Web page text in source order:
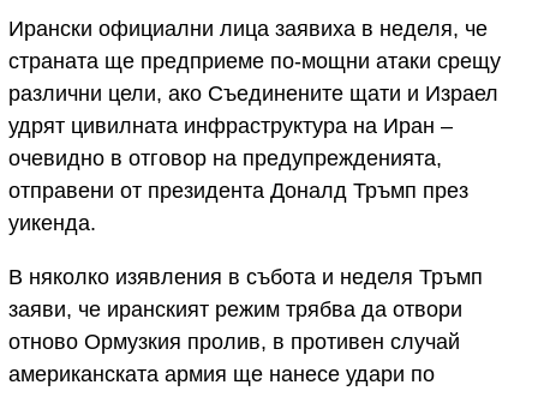
Ирански официални лица заявиха в неделя, че
страната ще предприеме по-мощни атаки срещу
различни цели, ако Съединените щати и Израел
удрят цивилната инфраструктура на Иран –
очевидно в отговор на предупрежденията,
отправени от президента Доналд Тръмп през
уикенда.
В няколко изявления в събота и неделя Тръмп
заяви, че иранският режим трябва да отвори
отново Ормузкия пролив, в противен случай
американската армия ще нанесе удари по